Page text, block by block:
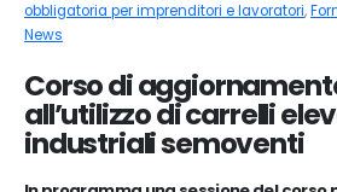
obbligatoria per imprenditori e lavoratori,
News
Corso di
all’utilizzo di carrelli
industriali semoventi